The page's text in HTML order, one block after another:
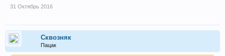
31 Октябрь 2016
Сквозняк
Пацак